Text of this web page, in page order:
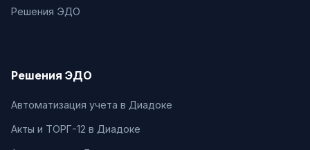
Решения ЭДО
Решения ЭДО
Автоматизация учета в Диадоке
Акты и ТОРГ-12 в Диадоке